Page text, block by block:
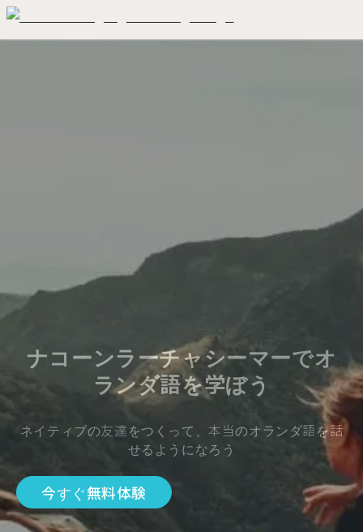
ナコーンラーチャシーマーでオ
ランダ語を学ぼう
ネイティブの友達をつくって、本当のオランダ語を話
せるようになろう
今すぐ無料体験